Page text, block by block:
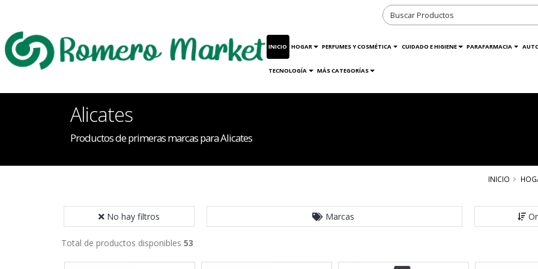
INICIO HOGAR PERFUMES Y COSMÉTICA CUIDADO E HIGIENE PARAFARMACIA
TECNOLOGÍA MÁS CATEGORÍAS
Alicates
Productos de primeras marcas para Alicates
INICIO
No hay filtros Marcas
Total de productos disponibles 53